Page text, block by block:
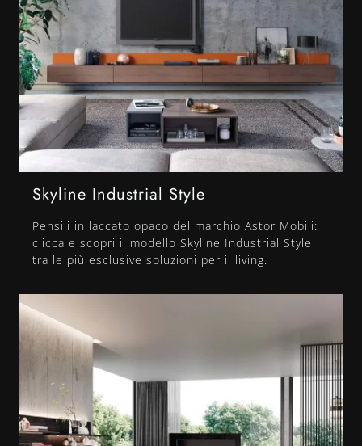
Skyline Industrial Style
Pensili in laccato opaco del marchio Astor Mobili:
clicca e scopri il modello Skyline Industrial Style
tra le più esclusive soluzioni per il living.